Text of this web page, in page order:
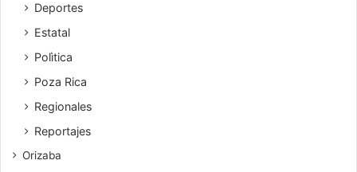
Deportes
Estatal
Polìtica
Poza Rica
Regionales
Reportajes
Orizaba